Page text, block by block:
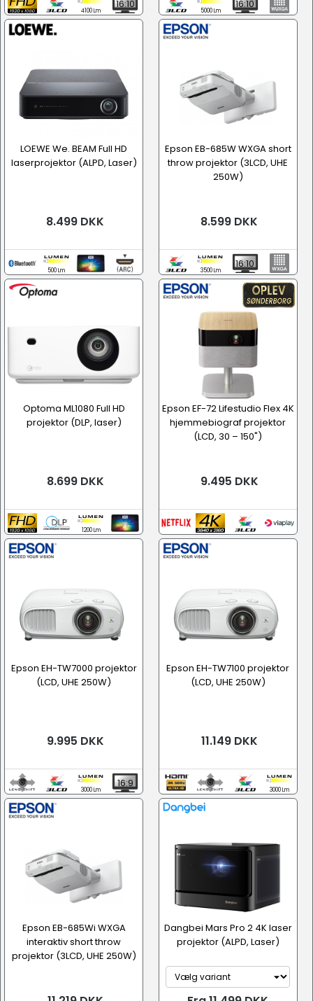
4100 Lm
16:10
5000 Lm
16:10
LOEWE We. BEAM Full HD
laserprojektor (ALPD, Laser)
8.499 DKK
500 Lm
Epson EB-685W WXGA short
throw projektor (3LCD, UHE
250W)
8.599 DKK
3500 Lm
16:10
Optoma ML1080 Full HD
projektor (DLP, laser)
8.699 DKK
1200 Lm
Epson EF-72 Lifestudio Flex 4K
hjemmebiograf projektor
(LCD, 30 – 150")
9.495 DKK
Epson EH-TW7000 projektor
(LCD, UHE 250W)
9.995 DKK
3000 Lm
16:9
Epson EH-TW7100 projektor
(LCD, UHE 250W)
11.149 DKK
3000 Lm
Epson EB-685Wi WXGA
interaktiv short throw
projektor (3LCD, UHE 250W)
Dangbei Mars Pro 2 4K laser
projektor (ALPD, Laser)